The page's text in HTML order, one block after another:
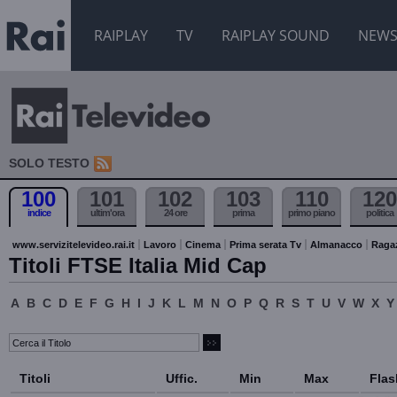
RAIPLAY TV RAIPLAY SOUND NEWS
SOLO TESTO
100
indice
101
ultim'ora
102
24 ore
103
prima
110
primo piano
120
politica
www.servizitelevideo.rai.it Lavoro Cinema Prima serata Tv Almanacco
Titoli FTSE Italia Mid Cap
A B C D E F G H I J K L M N O P Q R S T U V W X Y
Titoli Uffic. Min Max